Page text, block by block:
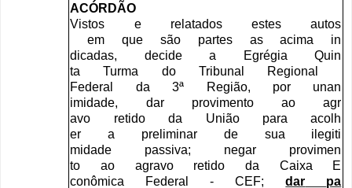
ACÓRDÃO
Vistos
e relatados estes
autos
em
que são partes as acima
in
dicadas, decide a Egrégia
Quin
ta
Turma do Tribunal
Regional
Federal
da 3ª Região, por
unan
imidade, dar provimento ao
agr
avo
retido da União para
acolh
er
a preliminar de sua
ilegiti
midade
passiva; negar
provimen
to
ao agravo retido da Caixa
E
conômica
Federal -CEF;dar pa